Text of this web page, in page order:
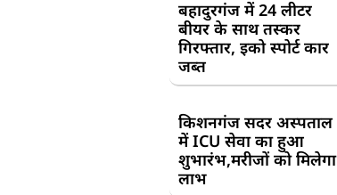
बहादुरगंज में 24 लीटर
बीयर के साथ तस्कर
गिरफ्तार, इको स्पोर्ट कार
जब्त
किशनगंज सदर अस्पताल
में ICU सेवा का हुआ
शुभारंभ,मरीजों को मिलेगा
लाभ